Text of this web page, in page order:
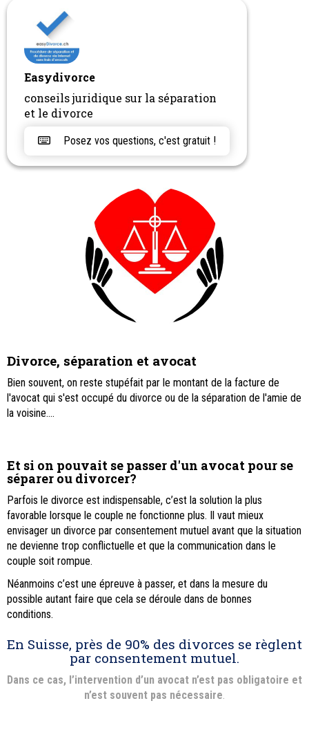
Easydivorce
conseils juridique sur la séparation
et le divorce
Posez vos questions, c'est gratuit !
Divorce, séparation et avocat
Bien souvent, on reste stupéfait par le montant de la facture de
l'avocat qui s'est occupé du divorce ou de la séparation de l'amie de
la voisine....
Et si on pouvait se passer d'un avocat pour se
séparer ou divorcer?
Parfois le divorce est indispensable, c’est la solution la plus
favorable lorsque le couple ne fonctionne plus. Il vaut mieux
envisager un divorce par consentement mutuel avant que la situation
ne devienne trop conflictuelle et que la communication dans le
couple soit rompue.
Néanmoins c’est une épreuve à passer, et dans la mesure du
possible autant faire que cela se déroule dans de bonnes
conditions.
En Suisse, près de 90% des divorces se règlent
par consentement mutuel.
Dans ce cas, l’intervention d’un avocat n’est pas obligatoire et
n’est souvent pas nécessaire.